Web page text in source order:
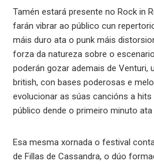
Tamén estará presente no Rock in
farán vibrar ao público cun
máis duro ata o punk máis
forza da natureza sobre o
poderán gozar ademais de Venturi,
british, con bases poderosas e
evolucionar as súas cancións a
público dende o primeiro minuto
Esa mesma xornada o festival
de Fillas de Cassandra, o dúo